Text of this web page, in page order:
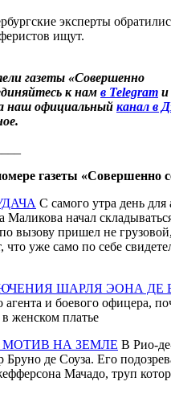
эксперты
ищут.
газеты «Совершенно
к нам в Telegram и
наш официальный канал в
газеты «Совершенно
С самого утра день для
Маликова начал
вызову пришел не
уже само по себе
ШАРЛЯ ЭОНА ДЕ
агента и боевого офицера,
женском платье
НА ЗЕМЛЕ В Рио-
Бруно де Соуза. Его
Мачадо, труп